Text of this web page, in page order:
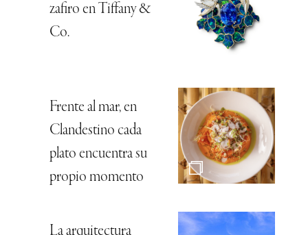
zafiro en Tiffany &
Co.
Frente al mar, en
Clandestino cada
plato encuentra su
propio momento
La arquitectura